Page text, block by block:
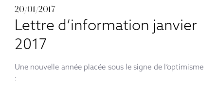
20/01/2017
Lettre d’information janvier
2017
Une nouvelle année placée sous le signe de l’optimisme
: